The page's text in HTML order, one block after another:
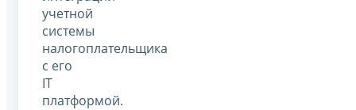
учетной
системы
налогоплательщика
с его
IT
платформой.